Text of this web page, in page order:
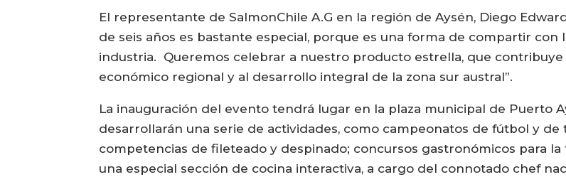
El representante de SalmonChile A.G en la región de Aysén, Diego
de seis años es bastante especial, porque es una forma de compartir con
industria. Queremos celebrar a nuestro producto estrella, que
económico regional y al desarrollo integral de la zona sur austral”.
La inauguración del evento tendrá lugar en la plaza municipal de Puerto
desarrollarán una serie de actividades, como campeonatos de fútbol y de
competencias de fileteado y despinado; concursos gastronómicos para
una especial sección de cocina interactiva, a cargo del connotado chef